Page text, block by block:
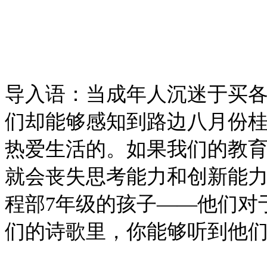
导入语：当成年人沉迷于买
们却能够感知到路边八月份
热爱生活的。如果我们的教
就会丧失思考能力和创新能
程部7年级的孩子——他们对
们的诗歌里，你能够听到他